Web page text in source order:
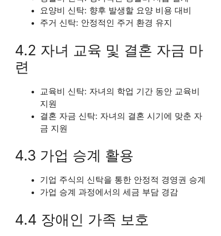
요양비 신탁: 향후 발생할 요양 비용 대비
주거 신탁: 안정적인 주거 환경 유지
4.2 자녀 교육 및 결혼 자금 마
련
교육비 신탁: 자녀의 학업 기간 동안 교육비
지원
결혼 자금 신탁: 자녀의 결혼 시기에 맞춘 자
금 지원
4.3 가업 승계 활용
기업 주식의 신탁을 통한 안정적 경영권 승계
가업 승계 과정에서의 세금 부담 경감
4.4 장애인 가족 보호